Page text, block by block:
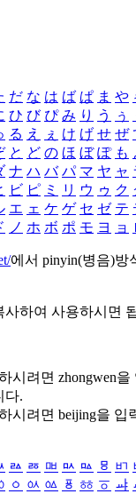
だ な は ば ぱ ま や
ひ び ぴ み り う ぅ
る え ぇ け げ せ ぜ
と ど の ほ ぼ ぽ も
ナ ハ バ パ マ ヤ ャ
ビ ピ ミ リ ウ ゥ ク
エ ェ ケ ゲ セ ゼ テ
ノ ホ ボ ポ モ ヨ ョ
에서 pinyin(병음)방
사하여 사용하시면
시려면 zhongwen을
다.
시려면 beijing을 입
ㅬ ㅭ ㅮ ㅯ ㅰ ㅱ ㅲ
ㆁ ㆂ ㆃ ㆄ ㆅ ㆆ ㆇ